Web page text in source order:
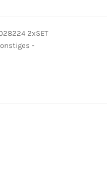
2xSET
-